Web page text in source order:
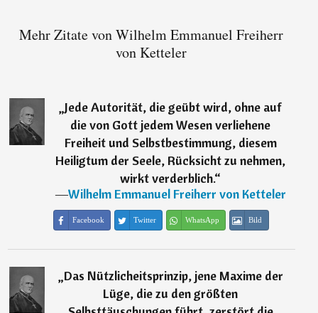
Mehr Zitate von Wilhelm Emmanuel Freiherr
von Ketteler
„Jede Autorität, die geübt wird, ohne auf
die von Gott jedem Wesen verliehene
Freiheit und Selbstbestimmung, diesem
Heiligtum der Seele, Rücksicht zu nehmen,
wirkt verderblich.“
―Wilhelm Emmanuel Freiherr von Ketteler
Facebook Twitter WhatsApp Bild
„Das Nützlicheitsprinzip, jene Maxime der
Lüge, die zu den größten